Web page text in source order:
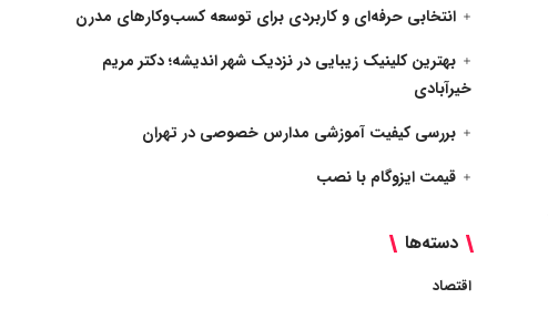
انتخابی حرفه‌ای و کاربردی برای توسعه کسب‌وکارهای مدرن
بهترین کلینیک زیبایی در نزدیک شهر اندیشه؛ دکتر مریم
خیرآبادی
بررسی کیفیت آموزشی مدارس خصوصی در تهران
قیمت ایزوگام با نصب
دسته‌ها
اقتصاد